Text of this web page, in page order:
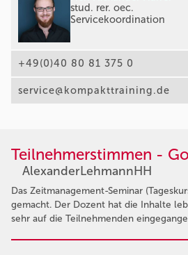
stud. rer. oec.
Servicekoordination
+49(0)40 80 81 375 0
service@kompakttraining.de
Teilnehmerstimmen -
AlexanderLehmannHH
Das Zeitmanagement-Seminar
gemacht. Der Dozent hat die Inhalte
sehr auf die Teilnehmenden